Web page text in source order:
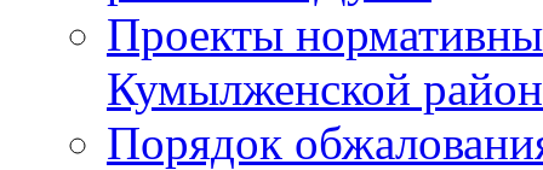
Проекты
Кумылженской
Порядок